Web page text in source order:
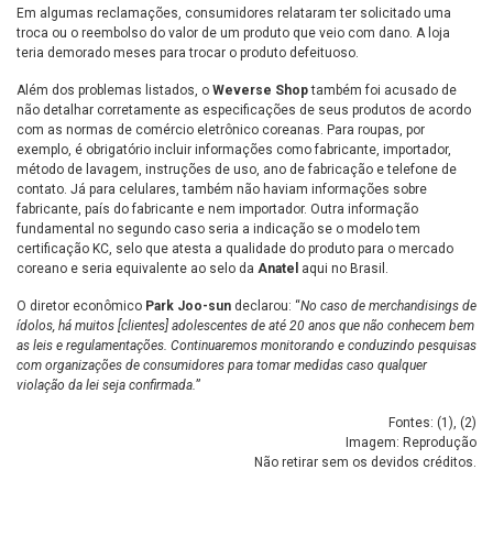
Em algumas reclamações, consumidores relataram ter solicitado uma
troca ou o reembolso do valor de um produto que veio com dano. A loja
teria demorado meses para trocar o produto defeituoso.
Além dos problemas listados, o Weverse Shoptambém foi acusado de
não detalhar corretamente as especificações de seus produtos de acordo
com as normas de comércio eletrônico coreanas. Para roupas, por
exemplo, é obrigatório incluir informações como fabricante, importador,
método de lavagem, instruções de uso, ano de fabricação e telefone de
contato. Já para celulares, também não haviam informações sobre
fabricante, país do fabricante e nem importador. Outra informação
fundamental no segundo caso seria a indicação se o modelo tem
certificação KC, selo que atesta a qualidade do produto para o mercado
coreano e seria equivalente ao selo da Anatel aqui no Brasil.
O diretor econômico Park Joo-sun declarou: “No caso de merchandisings de
ídolos, há muitos [clientes] adolescentes de até 20 anos que não conhecem bem
as leis e regulamentações. Continuaremos monitorando e conduzindo pesquisas
com organizações de consumidores para tomar medidas caso qualquer
violação da lei seja confirmada.”
Fontes: (1 ), (2)
Imagem: Reprodução
Não retirar sem os devidos créditos.